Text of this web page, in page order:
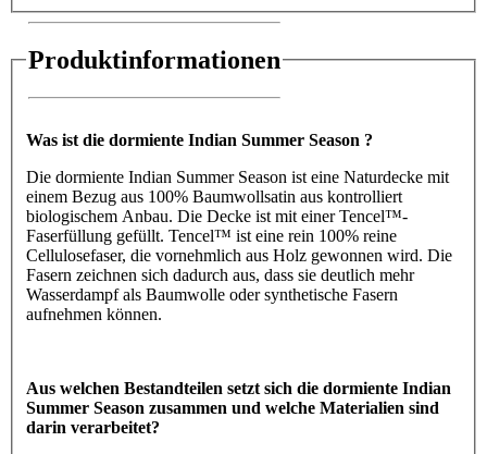
Produktinformationen
Was ist die dormiente Indian Summer Season ?
Die dormiente Indian Summer Season ist eine Naturdecke mit
einem Bezug aus 100% Baumwollsatin aus kontrolliert
biologischem Anbau. Die Decke ist mit einer Tencel™-
Faserfüllung gefüllt. Tencel™ ist eine rein 100% reine
Cellulosefaser, die vornehmlich aus Holz gewonnen wird. Die
Fasern zeichnen sich dadurch aus, dass sie deutlich mehr
Wasserdampf als Baumwolle oder synthetische Fasern
aufnehmen können.
Aus welchen Bestandteilen setzt sich die dormiente Indian
Summer Season zusammen und welche Materialien sind
darin verarbeitet?